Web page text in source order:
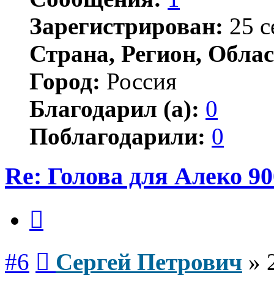
Зарегистрирован: 25
Страна, Регион,
Город: Россия
Благодарил (а): 0
Поблагодарили: 0
Re: Голова для Алеко
#6 Сергей Петрович »